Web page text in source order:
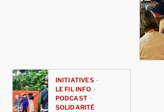
INITIATIVES
LE FIL INFO
PODCAST
SOLIDARITÉ